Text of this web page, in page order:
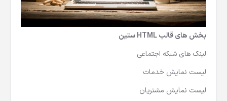
بخش های قالب HTML ستین
لینک های شبکه اجتماعی
لیست نمایش خدمات
لیست نمایش مشتریان